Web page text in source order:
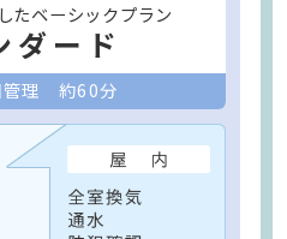
たベーシックプラン
ダード
管理 約60分